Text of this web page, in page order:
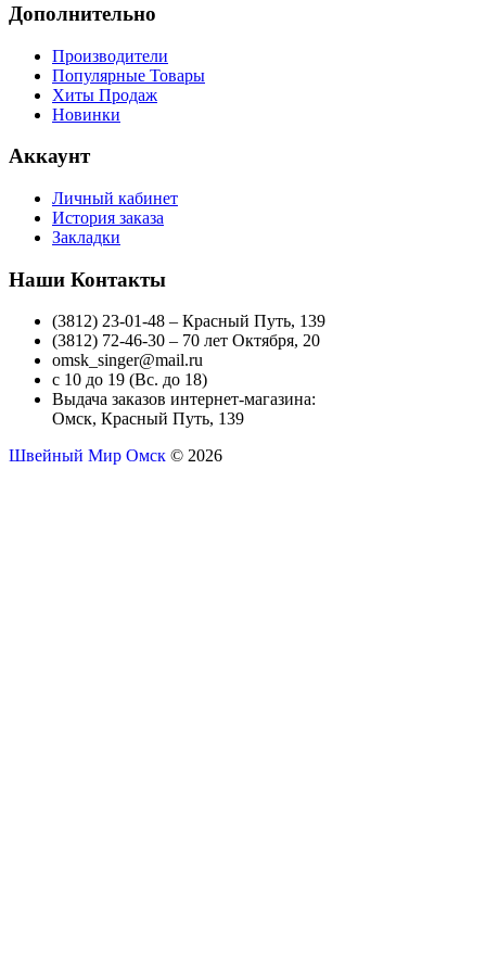
Дополнительно
Производители
Популярные Товары
Хиты Продаж
Новинки
Аккаунт
Личный кабинет
История заказа
Закладки
Наши Контакты
(3812) 23-01-48 – Красный Путь, 139
(3812) 72-46-30 – 70 лет Октября, 20
omsk_singer@mail.ru
с 10 до 19 (Вс. до 18)
Выдача заказов интернет-магазина:
Омск, Красный Путь, 139
Швейный Мир Омск © 2026